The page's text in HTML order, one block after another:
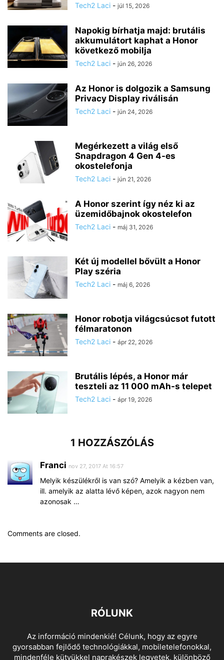
Tech2 Laci - júl 15, 2026
Napokig bírhatja majd: brutális
akkumulátort kaphat a Honor
következő mobilja
Tech2 Laci - jún 26, 2026
Az Honor is dolgozik a Samsung
Privacy Display riválisán
Tech2 Laci - jún 24, 2026
Megérkezett a világ első
Snapdragon 4 Gen 4-es
okostelefonja
Tech2 Laci - jún 21, 2026
A Honor szerint így néz ki az
üzemidőbajnok okostelefon
Tech2 Laci - máj 31, 2026
Két új modellel bővült a Honor
Play széria
Tech2 Laci - máj 6, 2026
Honor robotja világcsúcsot futott
félmaratonon
Tech2 Laci - ápr 22, 2026
Brutális lépés, a Honor már
teszteli az 11 000 mAh-s telepet
Tech2 Laci - ápr 19, 2026
1 HOZZÁSZÓLÁS
Franci nov 27, 2017 At 16:57
Melyik készülékről is van szó? Amelyik a kézben van,
ill. amelyik az alatta lévő képen, azok nagyon nem
azonosak …
Comments are closed.
RÓLUNK
Az információ mindenkié! Célunk, hogy az egyre
gyorsabban fejlődő technológiákkal, mobiletelefonokkal,
mindenféle kütyükkel naprakészek legyetek, különböző